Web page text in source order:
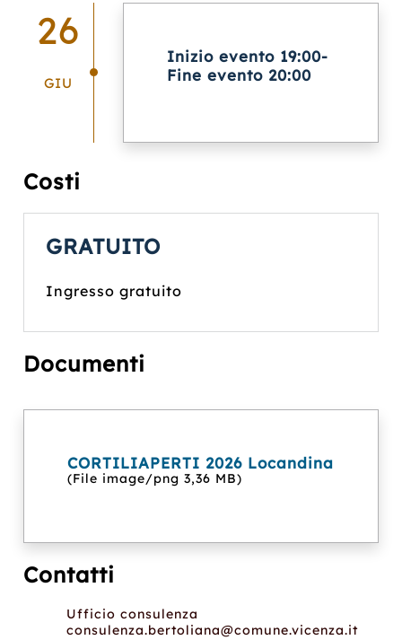
26
GIU
Inizio evento 19:00-
Fine evento 20:00
Costi
GRATUITO
Ingresso gratuito
Documenti
CORTILIAPERTI 2026 Locandina
(File image/png 3,36 MB)
Contatti
Ufficio consulenza
consulenza.bertoliana@comune.vicenza.it